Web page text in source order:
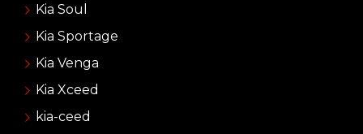
Kia Soul
Kia Sportage
Kia Venga
Kia Xceed
kia-ceed